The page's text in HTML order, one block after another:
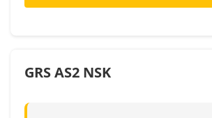
GRS AS2 NSK